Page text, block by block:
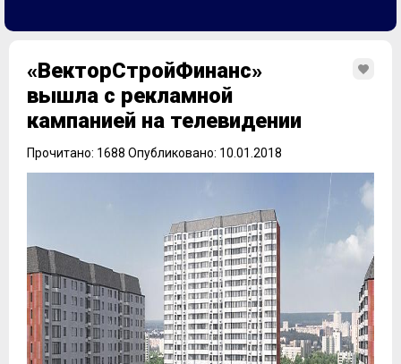
«ВекторСтройФинанс»
вышла с рекламной
кампанией на телевидении
Прочитано: 1688 Опубликовано: 10.01.2018